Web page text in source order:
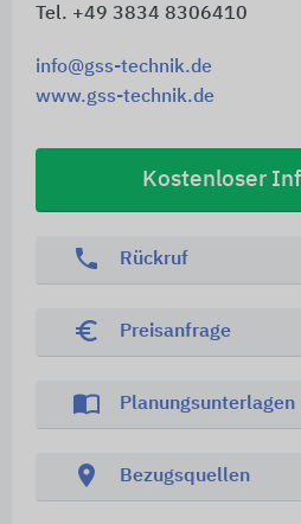
Tel. +49 3834 8306410
info@gss-technik.de
www.gss-technik.de
Kostenloser
phone Rückruf
euro_symbol Preisanfrage
import_contacts Planungsunterlagen
location_on Bezugsquellen